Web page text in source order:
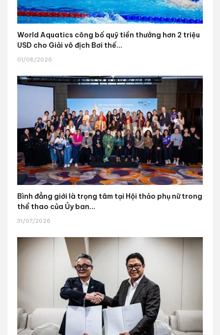
World Aquatics công bố quỹ tiền thưởng hơn 2 triệu
USD cho Giải vô địch Bơi thế...
01/08/2026
Bình đẳng giới là trọng tâm tại Hội thảo phụ nữ trong
thể thao của Ủy ban...
31/07/2026